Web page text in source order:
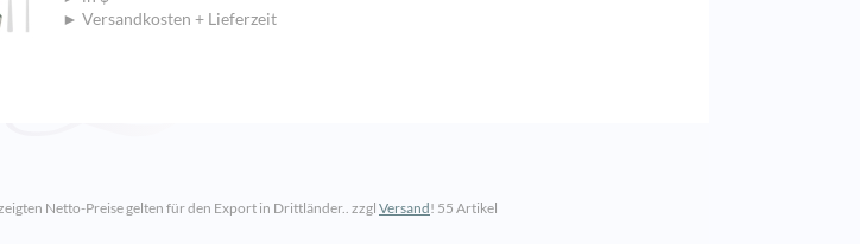
► Versandkosten + Lieferzeit
Netto-Preise gelten für den Export in Drittländer.. zzgl Versand! 55 Artikel